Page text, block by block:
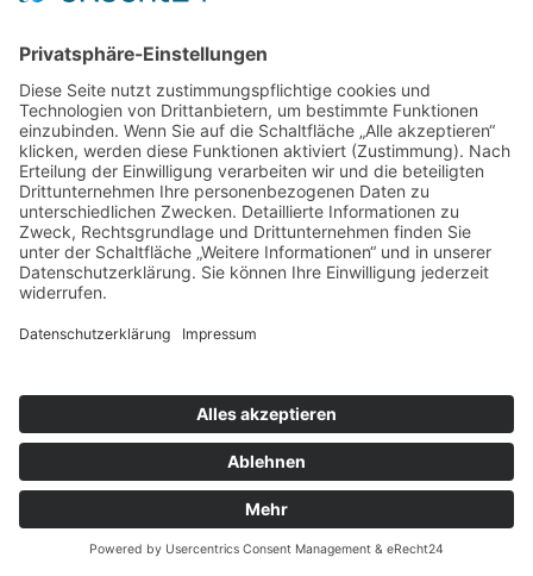
Postanschrift
Münzteichweg 29, 01217 Dresden
0351-65335675
E-Mail